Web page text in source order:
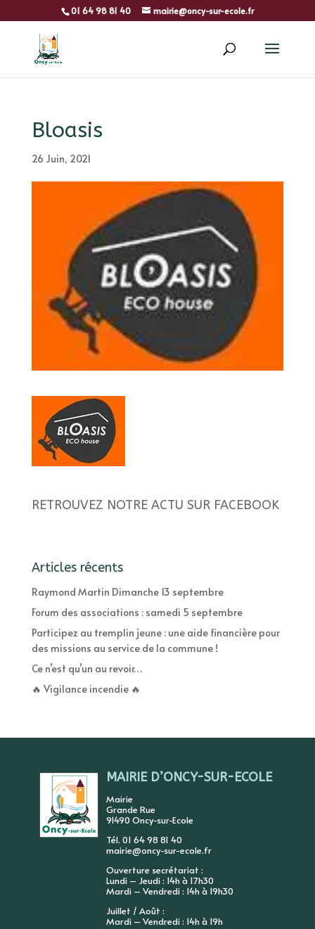
01 64 98 81 40 mairie@oncy-sur-ecole.fr
Bloasis
26 Juin, 2021
RETROUVEZ NOTRE ACTU SUR FACEBOOK
Articles récents
Raymond Martin Dimanche 13 septembre
Forum des associations : samedi 5 septembre
Participez au tremplin jeune : une aide financière pour
des missions au service de la commune !
Ce n’est qu’un au revoir…
🔥 Vigilance incendie 🔥
MAIRIE D’ONCY-SUR-ECOLE
Mairie
Grande Rue
91490 Oncy-sur-Ecole
Tél. 01 64 98 81 40
mairie@oncy-sur-ecole.fr
Ouverture secrétariat :
Lundi – Jeudi : 14h à 17h30
Mardi – Vendredi : 14h à 19h30
Juillet / Août :
Mardi – Vendredi : 14h à 19h